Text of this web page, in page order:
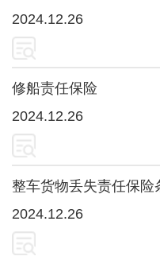
2024.12.26
修船责任保险
2024.12.26
整车货物丢失责任保险
2024.12.26